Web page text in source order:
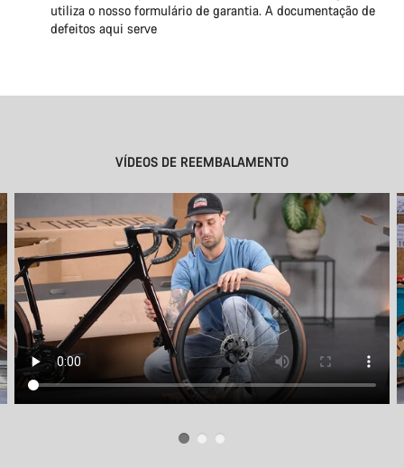
utiliza o nosso formulário de garantia. A documentação de
defeitos aqui serve
VÍDEOS DE REEMBALAMENTO
Fechar